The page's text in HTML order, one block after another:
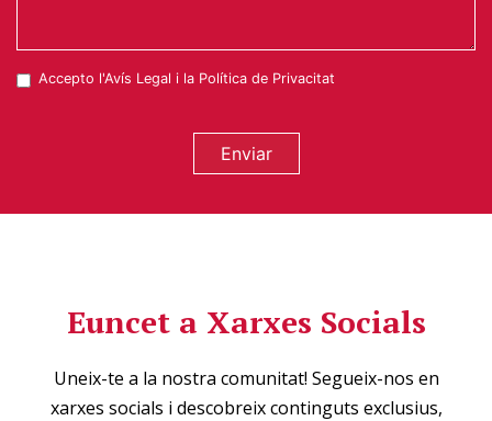
Accepto l'Avís Legal i la Política de Privacitat
Enviar
Euncet a Xarxes Socials
Uneix-te a la nostra comunitat! Segueix-nos en
xarxes socials i descobreix continguts exclusius,